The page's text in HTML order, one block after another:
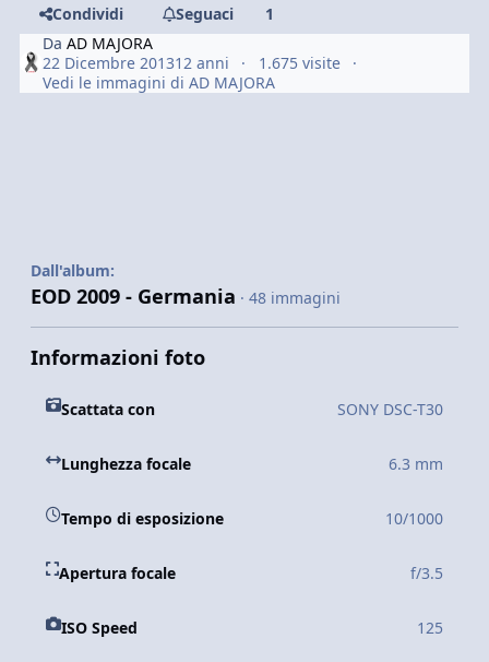
Condividi Seguaci
1
DaAD MAJORA
22 Dicembre 201312 anni
1.675 visite
Vedi le immagini di AD MAJORA
Dall'album:
EOD 2009 - Germania · 48 immagini
Informazioni foto
Scattata con SONY DSC-T30
Lunghezza focale 6.3 mm
Tempo di esposizione 10/1000
Apertura focale f/3.5
ISO Speed 125